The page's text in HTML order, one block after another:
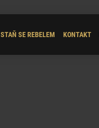
STAŇ SE REBELEM KONTAKT